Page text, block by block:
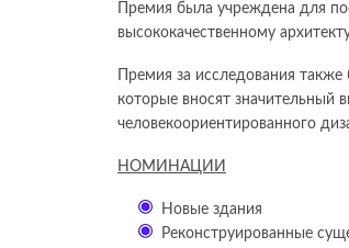
Премия была учреждена для
высококачественному
Премия за исследования
которые вносят значительный
человекоориентированного
НОМИНАЦИИ
Новые здания
Реконструированные